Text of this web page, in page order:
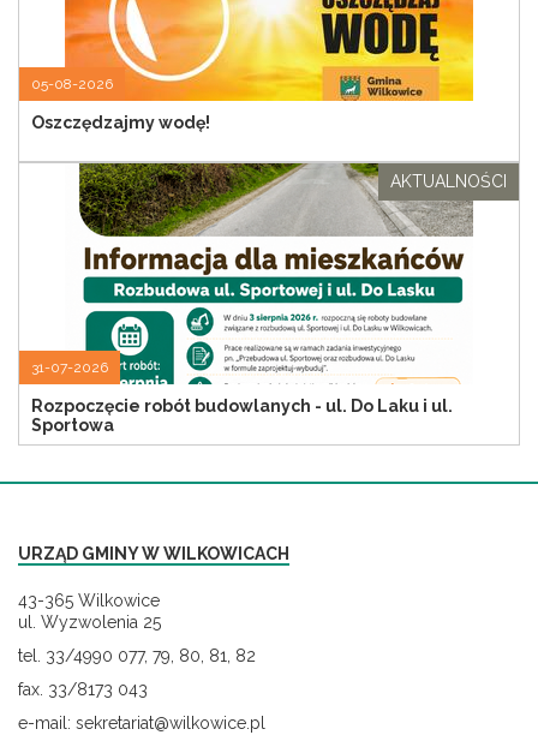
05-08-2026
Oszczędzajmy wodę!
31-07-2026
Rozpoczęcie robót budowlanych - ul. Do Laku i ul.
Sportowa
AKTUALNOŚCI
URZĄD GMINY W WILKOWICACH
43-365 Wilkowice
ul. Wyzwolenia 25
tel. 33/4990 077, 79, 80, 81, 82
fax. 33/8173 043
e-mail: sekretariat@wilkowice.pl